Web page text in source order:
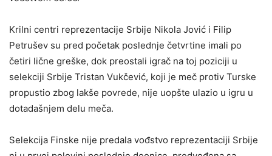
Krilni centri reprezentacije Srbije Nikola Jović i Filip
Petrušev su pred početak poslednje četvrtine imali po
četiri lične greške, dok preostali igrač na toj poziciji u
selekciji Srbije Tristan Vukčević, koji je meč protiv Turske
propustio zbog lakše povrede, nije uopšte ulazio u igru u
dotadašnjem delu meča.
Selekcija Finske nije predala vođstvo reprezentaciji Srbije